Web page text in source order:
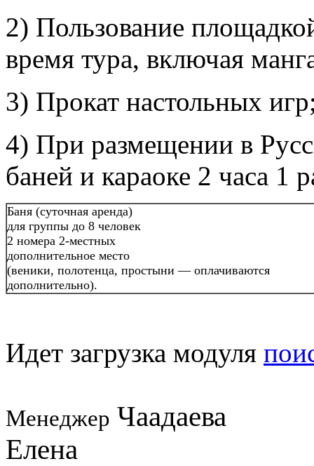
2) Пользование
время тура, включая
3) Прокат настольных
4) При размещении в
баней и караоке 2 часа 1
Баня (суточная аренда)
для группы до 8 человек
2 номера 2-местных
дополнительное место
(веники, полотенца, простыни — оплачиваются
дополнительно).
Идет загрузка модуля
Менеджер Чаадаева
Елена